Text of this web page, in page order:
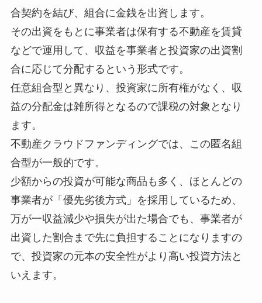
合契約を結び、組合に金銭を出資します。
その出資をもとに事業者は保有する不動産を賃貸
などで運用して、収益を事業者と投資家の出資割
合に応じて分配するという形式です。
任意組合型と異なり、投資家に所有権がなく、収
益の分配金は雑所得となるので課税の対象となり
ます。
不動産クラウドファンディングでは、この匿名組
合型が一般的です。
少額からの投資が可能な商品も多く、ほとんどの
事業者が「優先劣後方式」を採用しているため、
万が一収益減少や損失が出た場合でも、事業者が
出資した割合まで先に負担することになりますの
で、投資家の元本の安全性がより高い投資方法と
いえます。